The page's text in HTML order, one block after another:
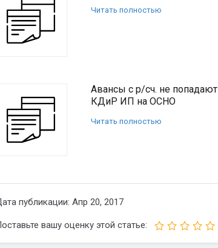
Читать полностью
Авансы с р/сч. не
КДиР ИП на ОСНО
Читать полностью
публикации: Апр 20, 2017
вашу оценку этой статье: